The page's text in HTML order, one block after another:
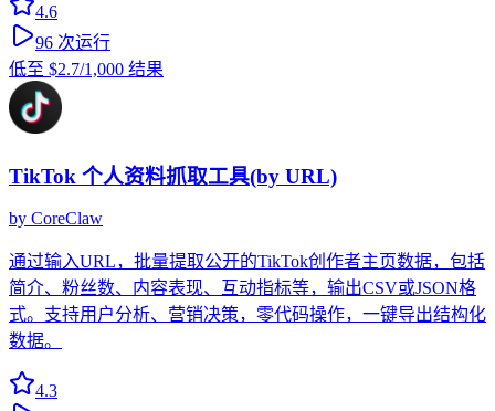
4.6
96 次运行
低至 $2.7/1,000 结果
TikTok 个人资料抓取工具(by URL)
by CoreClaw
通过输入URL，批量提取公开的TikTok创作者主页数据，包括
简介、粉丝数、内容表现、互动指标等，输出CSV或JSON格
式。支持用户分析、营销决策，零代码操作，一键导出结构化
数据。
4.3